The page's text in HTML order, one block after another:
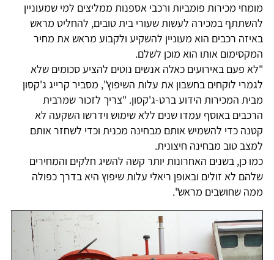
מומחי מכירות פומביות ורכבי אספנות ממליצים למי שמעוניין
להשתתף במכירה לעשות שעורי בית טובים, להחליט מראש
באיזה רכבים הוא מעוניין להשקיע ולקבוע מראש את מחיר
המקסימום אותו הוא מוכן לשלם.
"לא פעם באירועים כאלה אנשים נוטים להציע סכומים שלא
לגמרי לוקחים בחשבון את עלות השיפוץ", מסביר קרייג ג'קסון
מבית המכירות הידוע ברט-ג'קסון. "צריך לזכור שמרבית
הרכבים באוסף עמדו שנים ללא שימוש וידרשו השקעה לא
קטנה כדי להשמיש אותם מבחינה מכנית וכדי לשחזר אותם
למצב טוב מבחינה חיצונית.
כמו כן, בשנים האחרונות יותר קשה להשיג חלקים והמחירים
שלהם לא זולים ובאופן ריאלי עלות שיפוץ היא בדרך כפולה
ממה שחושבים מראש".